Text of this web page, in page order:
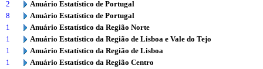
2
Anuário Estatístico de Portugal
8
Anuário Estatístico de Portugal
1
Anuário Estatístico da Região Norte
1
Anuário Estatístico da Região de Lisboa e Vale do Tejo
1
Anuário Estatístico da Região de Lisboa
1
Anuário Estatístico da Região Centro